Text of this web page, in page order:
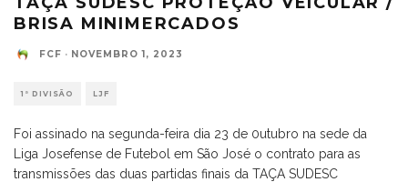
BRISA MINIMERCADOS
FCF · NOVEMBRO 1, 2023
1ª DIVISÃO LJF
Foi assinado na segunda-feira dia 23 de 0utubro na sede da
Liga Josefense de Futebol em São José o contrato para as
transmissões das duas partidas finais da TAÇA SUDESC